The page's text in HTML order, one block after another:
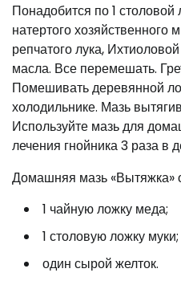
Понадобится по 1
натертого хозяйственного
репчатого лука,
масла. Все перемешать.
Помешивать деревянной
холодильнике. Мазь
Используйте мазь для
лечения гнойника 3 раза в
Домашняя мазь «Вытяжка»
1 чайную ложку меда;
1 столовую ложку муки;
один сырой желток.